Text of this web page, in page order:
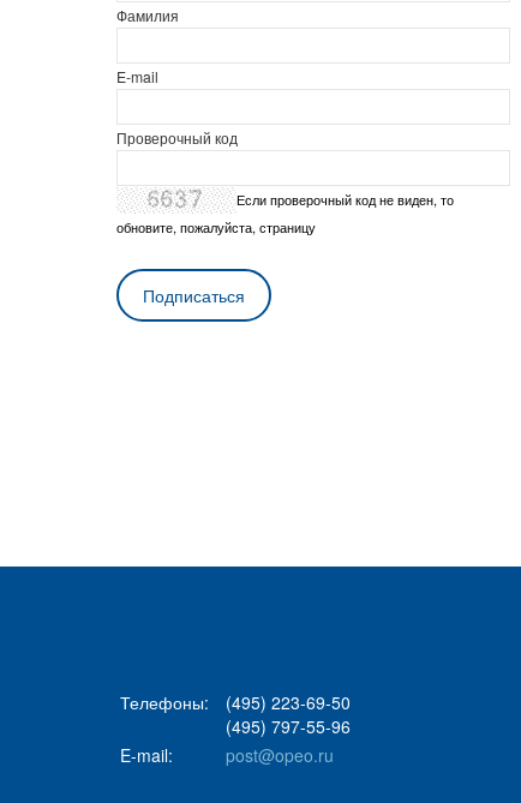
Фамилия
E-mail
Проверочный код
Если проверочный код не виден, то
обновите, пожалуйста, страницу
Телефоны:
(495) 223-69-50
(495) 797-55-96
E-mail:
post@opeo.ru